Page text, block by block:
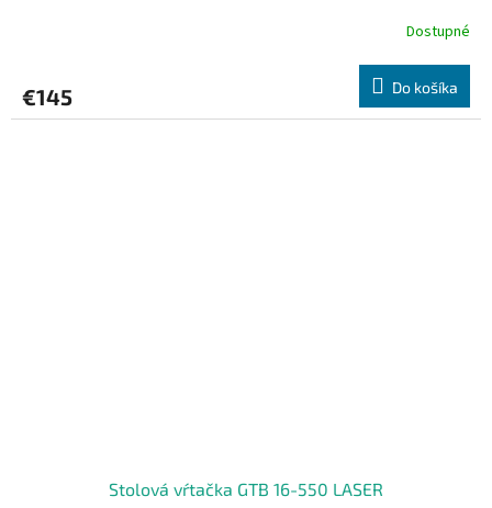
Dostupné
€145 Do košíka
Stolová vŕtačka GTB 16-550 LASER